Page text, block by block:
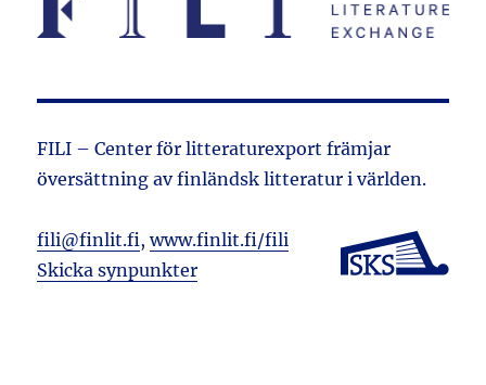
FILI – Center för litteraturexport främjar
översättning av finländsk litteratur i världen.
fili@finlit.fi,www.finlit.fi/fili
Skicka synpunkter